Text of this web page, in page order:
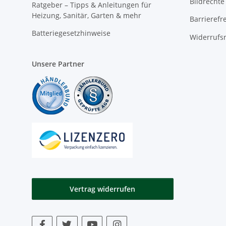
Ratgeber – Tipps & Anleitungen für
Heizung, Sanitär, Garten & mehr
Batteriegesetzhinweise
Unsere Partner
Vertrag widerrufen